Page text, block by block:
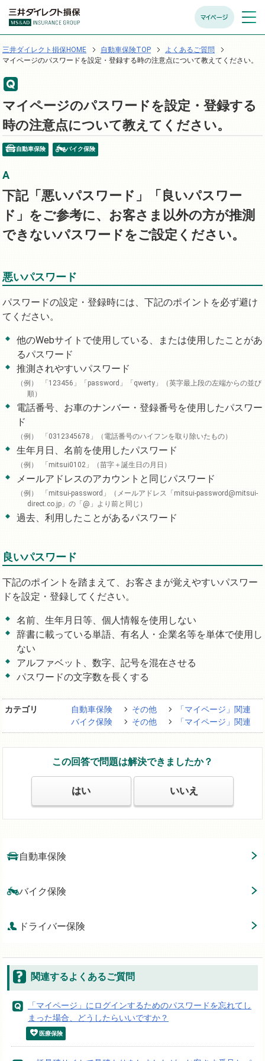
マイページ メニュ
開く
三井ダイレクト損保HOME 自動車保険TOP
よくあるご質問
マイページのパスワードを設定・登録する時の注意点について教えてください。
マイページのパスワードを設定・登録する
時の注意点について教えてください。
自動車保険 バイク保険
下記「悪いパスワード」「良いパスワー
ド」をご参考に、お客さま以外の方が推測
できないパスワードをご設定ください。
悪いパスワード
パスワードの設定・登録時には、下記のポイントを必ず避け
てください。
他のWebサイトで使用している、または使用したことがあ
るパスワード
推測されやすいパスワード
「123456」「password」「qwerty」（英字最上段の左端からの並び
順）
電話番号、お車のナンバー・登録番号を使用したパスワー
ド
「0312345678」（電話番号のハイフンを取り除いたもの）
生年月日、名前を使用したパスワード
「mitsui0102」（苗字＋誕生日の月日）
メールアドレスのアカウントと同じパスワード
「mitsui-password」（メールアドレス「mitsui-password@mitsui-
direct.co.jp」の「@」より前と同じ）
過去、利用したことがあるパスワード
良いパスワード
下記のポイントを踏まえて、お客さまが覚えやすいパスワー
ドを設定・登録してください。
名前、生年月日等、個人情報を使用しない
辞書に載っている単語、有名人・企業名等を単体で使用し
ない
アルファベット、数字、記号を混在させる
パスワードの文字数を長くする
カテゴリ 自動車保険 その他
「マイページ」関連
バイク保険
その他 「マイページ」関連
この回答で問題は解決できましたか？
はい いいえ
自動車保険
バイク保険
ドライバー保険
関連するよくあるご質問
「マイページ」にログインするためのパスワードを忘れてし
まった場合、どうしたらいいですか？
医療保険